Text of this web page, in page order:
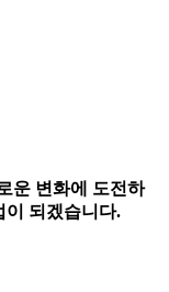
운 변화에 도전하
이 되겠습니다.